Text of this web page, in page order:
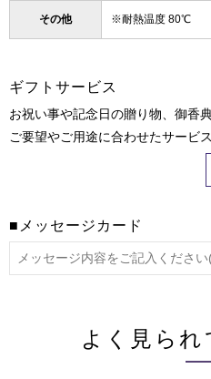
その他 ※耐熱温度 80℃
ギフトサービス
お祝い事や記念日の贈り物、御香
ご要望やご用途に合わせたサービ
■メッセージカード
よく見られ